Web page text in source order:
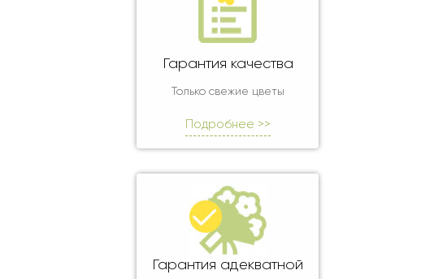
Сердца из роз
Эксклюзивные букеты
Эустома
Гарантия качества
Только свежие цветы
Подробнее >>
Гарантия адекватной